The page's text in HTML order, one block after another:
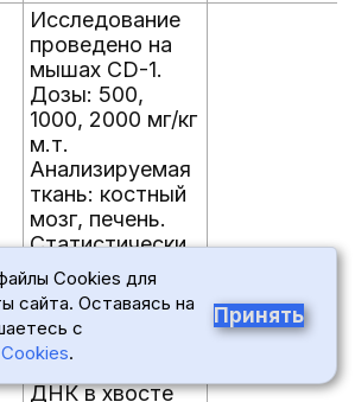
Исследование
проведено на
мышах CD-1.
Дозы: 500,
1000, 2000 мг/кг
м.т.
Анализируемая
ткань: костный
мозг, печень.
Статистически
значимое
зависимое от
повышение
ДНК в хвосте
Cookies для
сайта. Оставаясь на
с
Cookies.
Принять